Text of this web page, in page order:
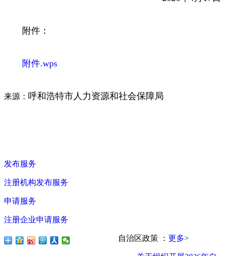
附件：
附件.wps
来源： 呼和浩特市人力资源和社会保障局
发布服务
注册机构发布服务
申请服务
注册企业申请服务
自治区政策 ： 更多>